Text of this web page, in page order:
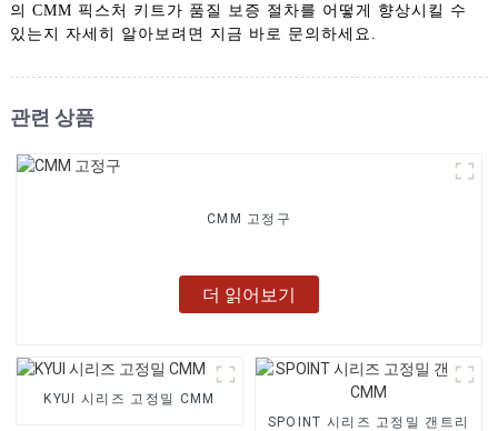
의 CMM 픽스처 키트가 품질 보증 절차를 어떻게 향상시킬 수
있는지 자세히 알아보려면 지금 바로 문의하세요.
관련 상품
CMM 고정구
더 읽어보기
KYUI 시리즈 고정밀 CMM
SPOINT 시리즈 고정밀 갠트리